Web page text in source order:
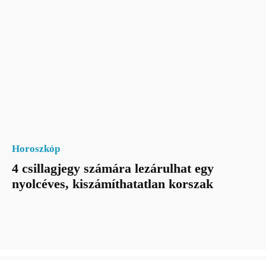
Horoszkóp
4 csillagjegy számára lezárulhat egy
nyolcéves, kiszámíthatatlan korszak